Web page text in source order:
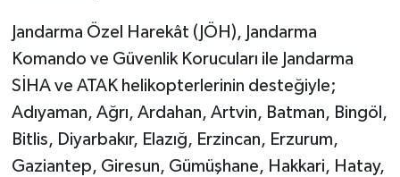
Jandarma Özel Harekât (JÖH), Jandarma
Komando ve Güvenlik Korucuları ile Jandarma
SİHA ve ATAK helikopterlerinin desteğiyle;
Adıyaman, Ağrı, Ardahan, Artvin, Batman, Bingöl,
Bitlis, Diyarbakır, Elazığ, Erzincan, Erzurum,
Gaziantep, Giresun, Gümüşhane, Hakkari, Hatay,